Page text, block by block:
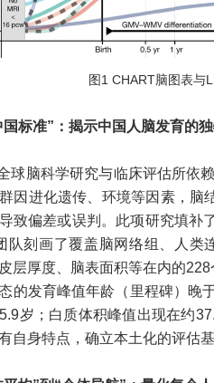
图1 CHART脑图表与
标准”：揭示中国人脑发育的
球脑科学研究与临床评估所依
因进化遗传、环境等因素，脑
致偏差或误判。此项研究填补
队刻画了覆盖脑网络组、人类
层厚度、脑表面积等在内的
的发育峰值年龄（里程碑）晚
岁；白质体积峰值出现在约
自身特点，确立本土化的评估基